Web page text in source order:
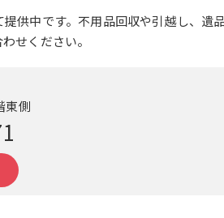
供中です。不用品回収や引越し、遺
せください。
東側